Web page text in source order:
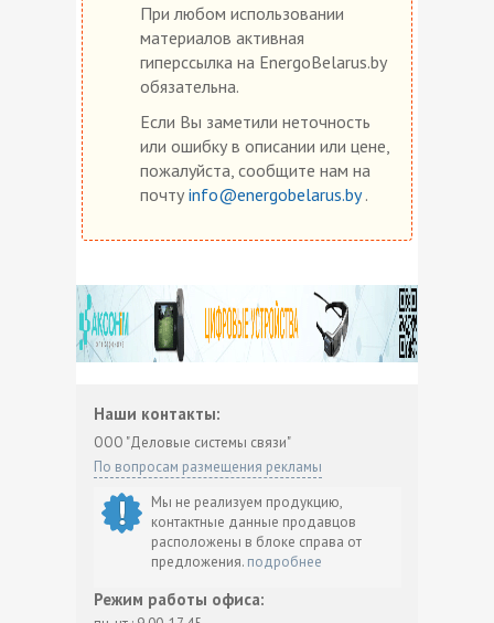
При любом использовании
материалов активная
гиперссылка на EnergoBelarus.by
обязательна.
Если Вы заметили неточность
или ошибку в описании или цене,
пожалуйста, сообщите нам на
почту info@energobelarus.by.
Наши контакты:
ООО "Деловые системы связи"
По вопросам размещения рекламы
Мы не реализуем продукцию,
контактные данные продавцов
расположены в блоке справа от
предложения. подробнее
Режим работы офиса: